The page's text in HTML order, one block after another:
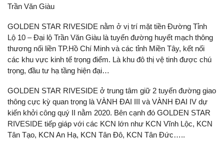
Trần Văn Giàu
GOLDEN STAR RIVESIDE nằm ở vị trí mặt tiền Đường Tỉnh
Lộ 10 – Đại lộ Trần Văn Giàu là tuyến đường huyết mạch thông
thương nối liền TP.Hồ Chí Minh và các tỉnh Miền Tây, kết nối
các khu vực kinh tế trọng điểm. Là khu đô thị vệ tinh được chú
trọng, đầu tư hạ tầng hiện đại…
GOLDEN STAR RIVESIDE ở trung tâm giữ 2 tuyến đường giao
thông cực kỳ quan trọng là VÀNH ĐAI III và VÀNH ĐAI IV dự
kiến khởi công quý II nằm 2020. Bên cạnh đó GOLDEN STAR
RIVESIDE tiếp giáp với các KCN lớn như KCN Vĩnh Lộc, KCN
Tân Tạo, KCN An Hạ, KCN Tân Đô, KCN Tân Đức…..